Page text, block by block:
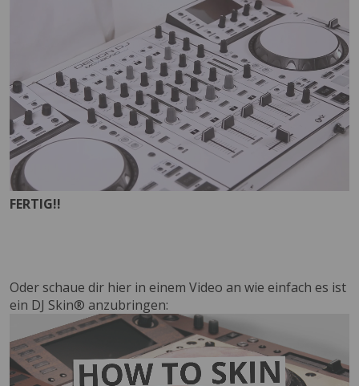
FERTIG!!
Oder schaue dir hier in einem Video an wie einfach es ist
ein DJ Skin® anzubringen: